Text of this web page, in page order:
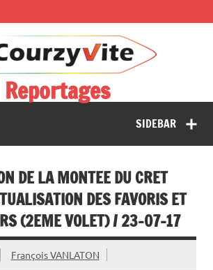
Reportages
SIDEBAR
DE LA MONTEE DU CRET
DES FAVORIS ET
(2EME VOLET) / 23-07-17
François VANLATON